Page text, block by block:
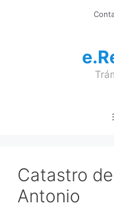
Catastro
Antonio